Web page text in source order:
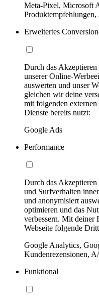
Meta-Pixel, Microsoft
Erweitertes
Durch das
unserer Online-
auswerten und unser
gleichen wir deine
mit folgenden
Dienste bereits nutzt:
Google Ads
Performance
Durch das
und Surfverhalten
und anonymisiert
optimieren und das
verbessern. Mit deiner
Webseite folgende
Google Analytics,
Kundenrezensionen,
Funktional